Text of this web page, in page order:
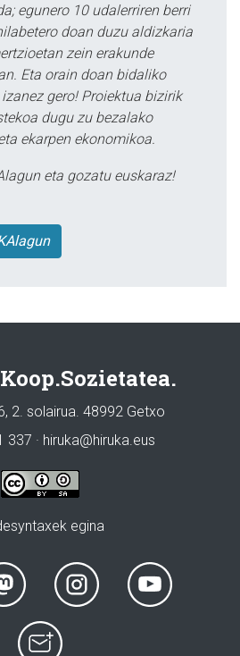
egunero 10 udalerriren berri
doan duzu aldizkaria
zein erakunde
Eta orain doan bidaliko
gero! Proiektua bizirik
dugu zu bezalako
ekarpen ekonomikoa.
eta gozatu euskaraz!
2. solairua. 48992 Getxo
337 · hiruka@hiruka.eus
egina